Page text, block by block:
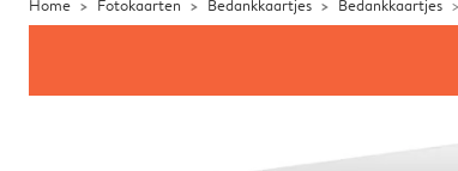
Home Fotokaarten Bedankkaartjes Bedankkaartjes